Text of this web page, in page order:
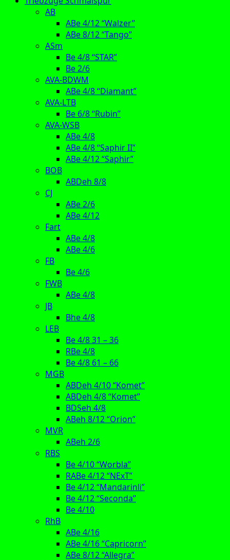
AB
ABe 4/12 “Walzer”
ABe 8/12 “Tango”
ASm
Be 4/8 “STAR”
Be 2/6
AVA-BDWM
ABe 4/8 “Diamant”
AVA-LTB
Be 6/8 “Rubin”
AVA-WSB
ABe 4/8
ABe 4/8 “Saphir II”
ABe 4/12 “Saphir”
BOB
ABDeh 8/8
CJ
ABe 2/6
ABe 4/12
Fart
ABe 4/8
ABe 4/6
FB
Be 4/6
FWB
ABe 4/8
JB
Bhe 4/8
LEB
Be 4/8 31 – 36
RBe 4/8
Be 4/8 61 – 66
MGB
ABDeh 4/10 “Komet”
ABDeh 4/8 “Komet”
BDSeh 4/8
ABeh 8/12 “Orion”
MVR
ABeh 2/6
RBS
Be 4/10 “Worbla”
RABe 4/12 “NExT”
Be 4/12 “Mandarinli”
Be 4/12 “Seconda”
Be 4/10
RhB
ABe 4/16
ABe 4/16 “Capricorn”
ABe 8/12 “Allegra”